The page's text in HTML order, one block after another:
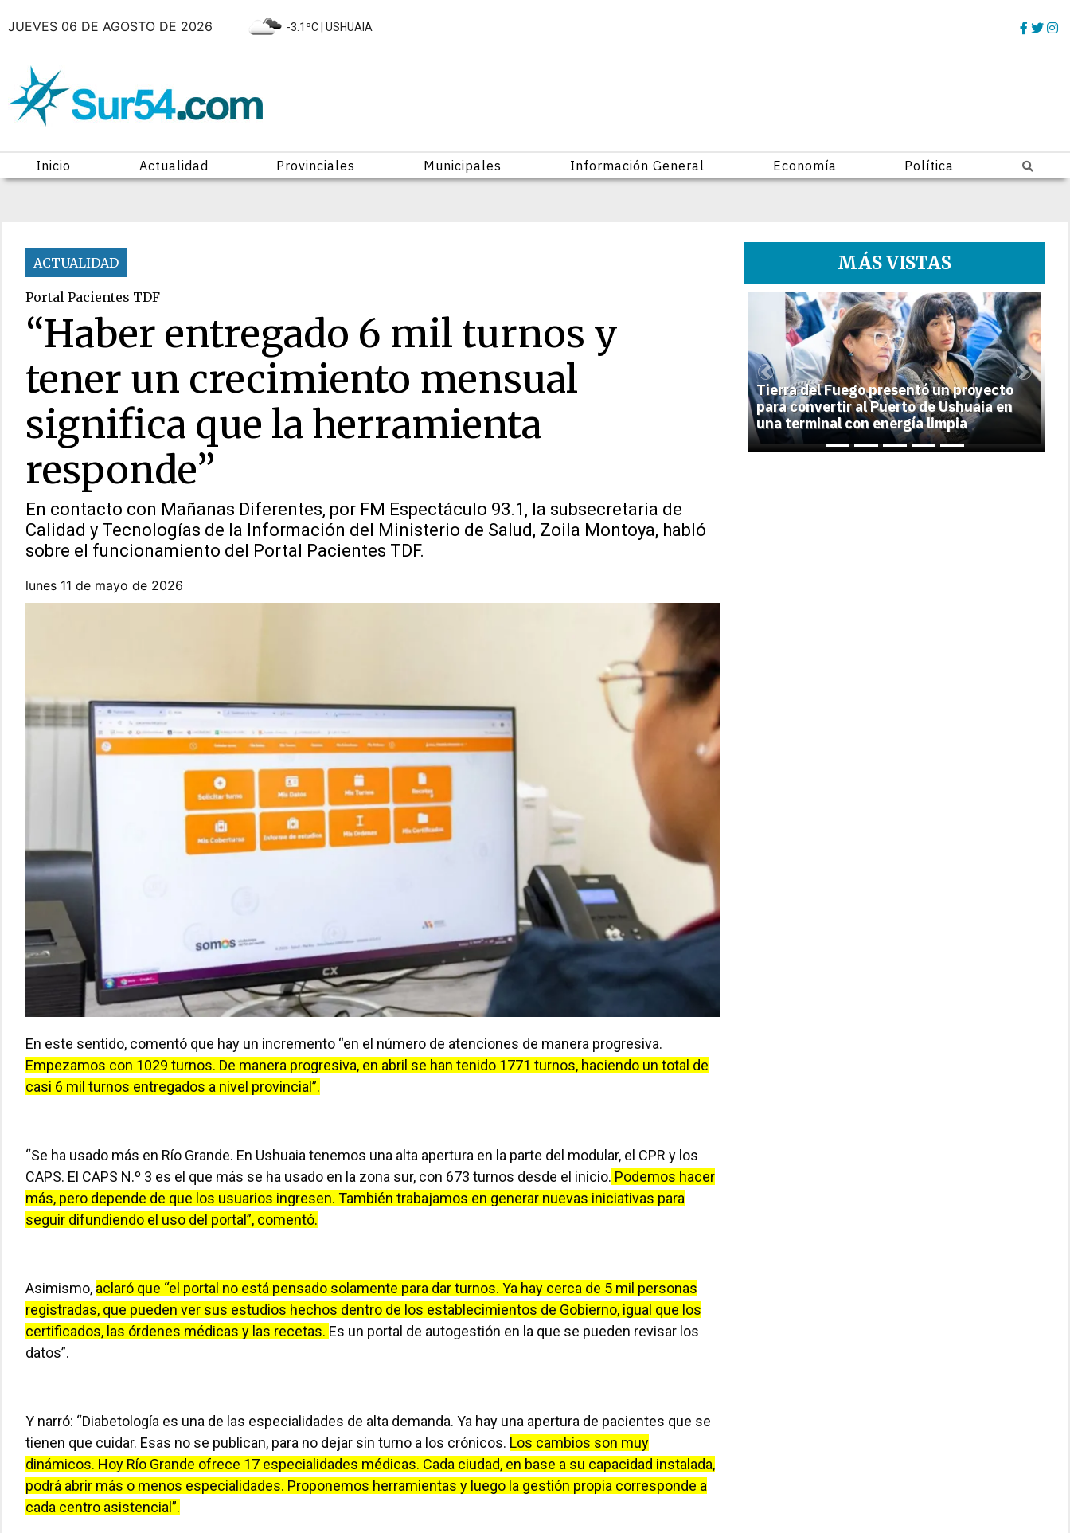
JUEVES 06 DE AGOSTO DE 2026 -3.1ºC | USHUAIA
Inicio Actualidad Provinciales Municipales Información General Economía Política
ACTUALIDAD
Portal Pacientes TDF
“Haber entregado 6 mil turnos y
tener un crecimiento mensual
significa que la herramienta
responde”
En contacto con Mañanas Diferentes, por FM Espectáculo 93.1, la subsecretaria de
Calidad y Tecnologías de la Información del Ministerio de Salud, Zoila Montoya, habló
sobre el funcionamiento del Portal Pacientes TDF.
lunes 11 de mayo de 2026
En este sentido, comentó que hay un incremento “en el número de atenciones de manera progresiva.
Empezamos con 1029 turnos. De manera progresiva, en abril se han tenido 1771 turnos, haciendo un total de
casi 6 mil turnos entregados a nivel provincial”.
“Se ha usado más en Río Grande. En Ushuaia tenemos una alta apertura en la parte del modular, el CPR y los
CAPS. El CAPS N.º 3 es el que más se ha usado en la zona sur, con 673 turnos desde el inicio. Podemos hacer
más, pero depende de que los usuarios ingresen. También trabajamos en generar nuevas iniciativas para
seguir difundiendo el uso del portal”, comentó.
Asimismo, aclaró que “el portal no está pensado solamente para dar turnos. Ya hay cerca de 5 mil personas
registradas, que pueden ver sus estudios hechos dentro de los establecimientos de Gobierno, igual que los
certificados, las órdenes médicas y las recetas. Es un portal de autogestión en la que se pueden revisar los
datos”.
Y narró: “Diabetología es una de las especialidades de alta demanda. Ya hay una apertura de pacientes que se
tienen que cuidar. Esas no se publican, para no dejar sin turno a los crónicos. Los cambios son muy
dinámicos. Hoy Río Grande ofrece 17 especialidades médicas. Cada ciudad, en base a su capacidad instalada,
podrá abrir más o menos especialidades. Proponemos herramientas y luego la gestión propia corresponde a
cada centro asistencial”.
MÁS VISTAS
1
Tierra del Fuego presentó un proyecto
para convertir al Puerto de Ushuaia en
una terminal con energía limpia
Previous Next